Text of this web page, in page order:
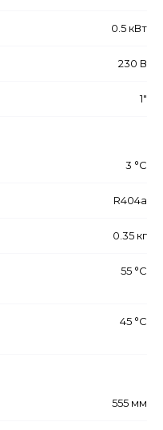
0.5 кВт
230 В
1"
3 °С
R404a
0.35 кг
55 °С
45 °С
555 мм